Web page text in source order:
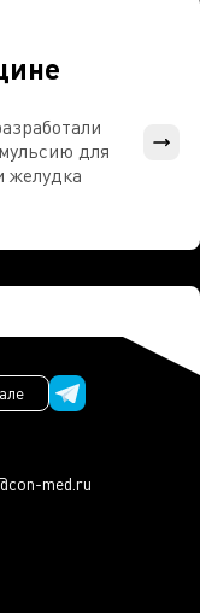
для
желудка
med.ru